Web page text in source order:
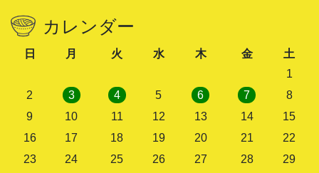
カレンダー
日 月 火 水 木 金
土
1
2
3 4 5 6 7
8
9
10 11 12 13 14
15
16
17 18 19 20 21
22
23
24 25 26 27 28
29